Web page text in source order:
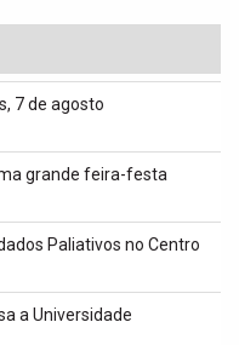
7 de agosto
grande feira-festa
Paliativos no Centro
a Universidade